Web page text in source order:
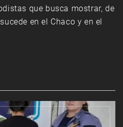
que busca mostrar, de
en el Chaco y en el